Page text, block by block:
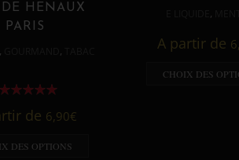
HENAUX
PARIS
, ,
de 6,90€
DES OPTIONS
,
A partir de
CHOIX DES